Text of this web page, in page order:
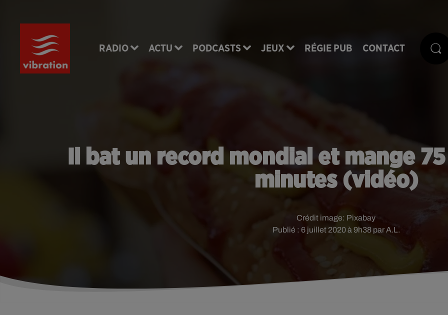
RADIO ACTU PODCASTS JEUX RÉGIE PUB CONTACT
Il bat un record mondial et mange
minutes (vidéo)
Publié : 6 juillet 2020 à 9h38 par A.L.
Crédit image: Pixabay